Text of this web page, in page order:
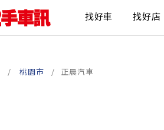
找好車 找好店
桃園市 正晨汽車